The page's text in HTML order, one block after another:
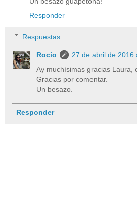
Responder
Respuestas
Rocio
27 de abril de 2016
Ay muchísimas gracias Laura,
Gracias por comentar.
Un besazo.
Responder